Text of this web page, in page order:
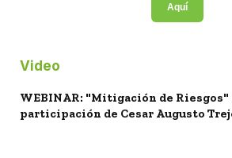
Aquí
Video
WEBINAR: "Mitigación de Riesgos"
participación de Cesar Augusto